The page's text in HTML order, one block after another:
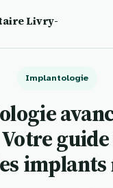
Livry-
Implantologie
implants